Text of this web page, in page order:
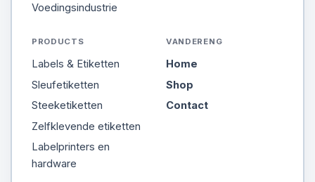
Voedingsindustrie
PRODUCTS
Labels & Etiketten
Sleufetiketten
Steeketiketten
Zelfklevende etiketten
Labelprinters en
hardware
VANDERENG
Home
Shop
Contact